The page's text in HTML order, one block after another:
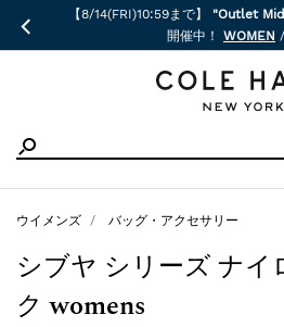
【8/14(FRI)10:59まで】
"Outlet
開催中！ WOMEN /
ウイメンズ バッグ・アクセサリー
シブヤ シリーズ ナイ
ク womens